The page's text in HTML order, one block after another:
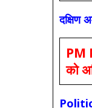
दक्षिण
PM
को